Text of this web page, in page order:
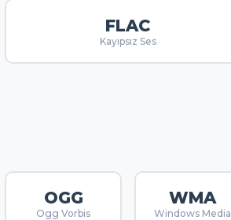
FLAC
Kayıpsız Ses
OGG
Ogg Vorbis
WMA
Windows Media